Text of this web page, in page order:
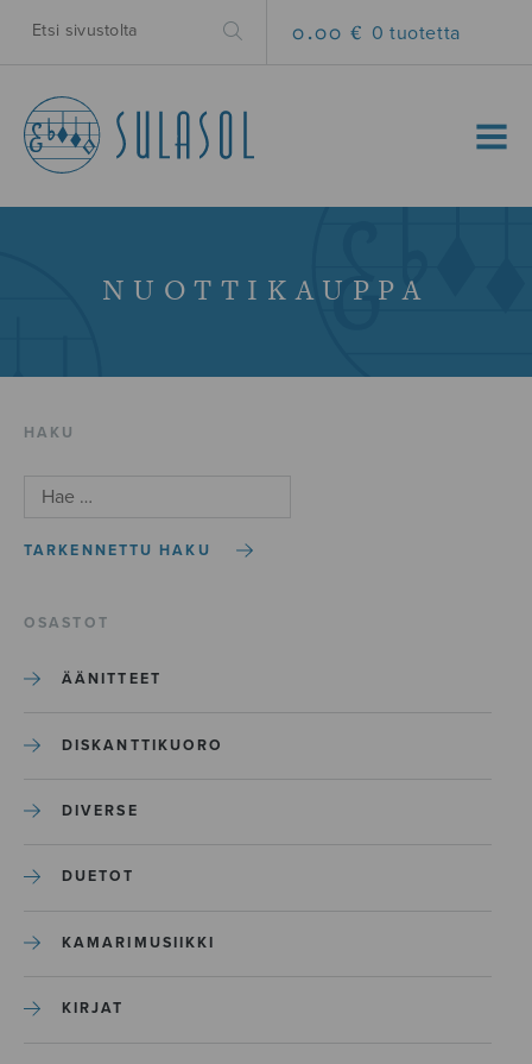
0.00 € 0 tuotetta
MENU
NUOTTIKAUPPA
HAKU
TARKENNETTU HAKU
OSASTOT
ÄÄNITTEET
DISKANTTIKUORO
DIVERSE
DUETOT
KAMARIMUSIIKKI
KIRJAT